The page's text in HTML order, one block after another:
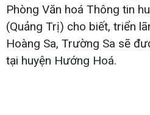
Phòng Văn hoá Thông tin
(Quảng Trị) cho biết, triển
Hoàng Sa, Trường Sa sẽ
tại huyện Hướng Hoá.